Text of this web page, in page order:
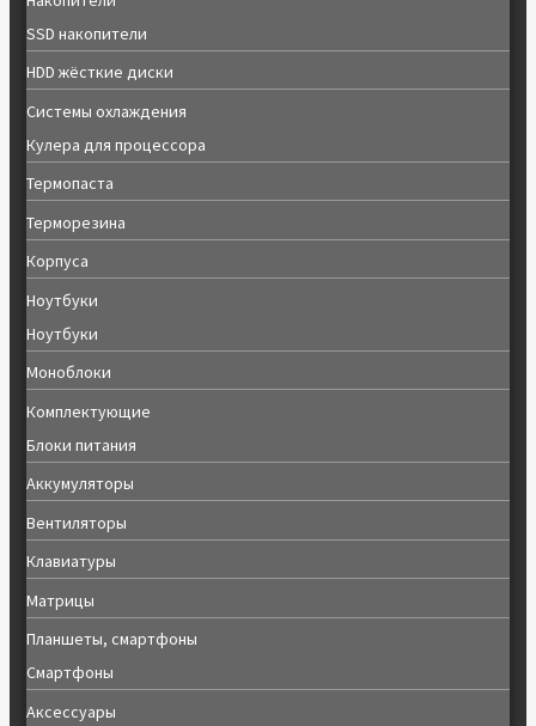
SSD накопители
HDD жёсткие диски
Системы охлаждения
Кулера для процессора
Термопаста
Терморезина
Корпуса
Ноутбуки
Ноутбуки
Моноблоки
Комплектующие
Блоки питания
Аккумуляторы
Вентиляторы
Клавиатуры
Матрицы
Планшеты, смартфоны
Смартфоны
Аксессуары